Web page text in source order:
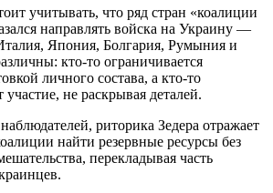
учитывать, что ряд стран «коалиции
направлять войска на Украину —
Япония, Болгария, Румыния и
кто-то ограничивается
личного состава, а кто-то
участие, не раскрывая деталей.
риторика Зедера отражает
найти резервные ресурсы без
перекладывая часть